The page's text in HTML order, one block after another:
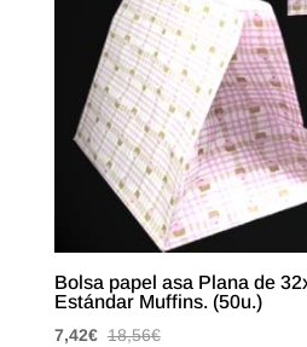
Bolsa papel asa Plana de
Estándar Muffins. (50u.)
7,42€ 18,56€